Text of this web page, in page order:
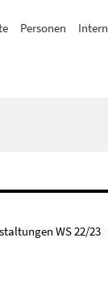
Personen Intern
WS 22/23